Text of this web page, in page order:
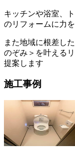
キッチンや浴室、
のリフォームに力
また地域に根差し
のぞみ＞を叶える
提案します
施工事例